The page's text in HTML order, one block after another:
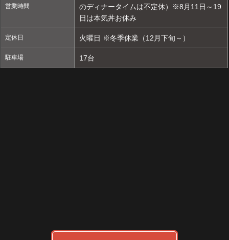
営業時間
のディナータイムは不定休）※8月11日～19
日は本気丼お休み
定休日 火曜日 ※冬季休業（12月下旬～）
駐車場 17台